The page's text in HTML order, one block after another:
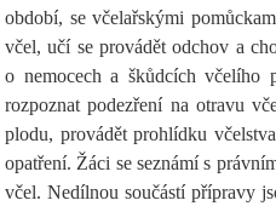
období, se včelařskými
včel, učí se provádět odchov a
o nemocech a škůdcích včelího
rozpoznat podezření na otravu
plodu, provádět prohlídku
opatření. Žáci se seznámí s
včel. Nedílnou součástí přípravy